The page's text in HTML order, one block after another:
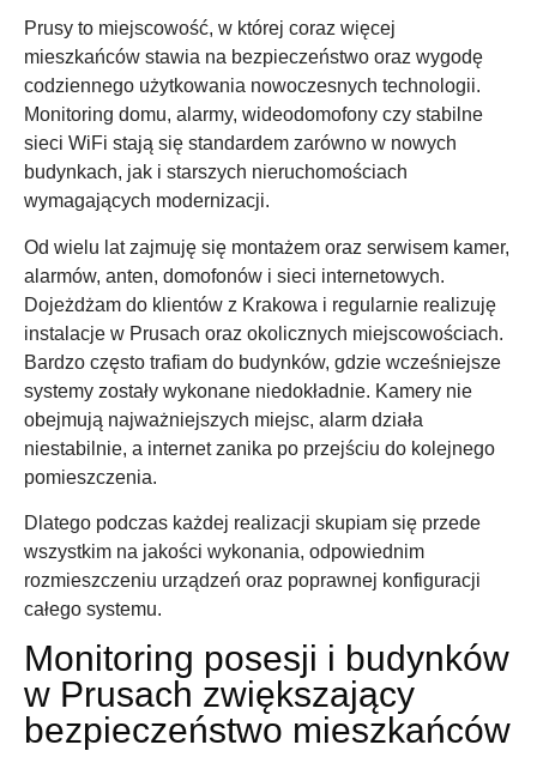
Prusy to miejscowość, w której coraz więcej
mieszkańców stawia na bezpieczeństwo oraz wygodę
codziennego użytkowania nowoczesnych technologii.
Monitoring domu, alarmy, wideodomofony czy stabilne
sieci WiFi stają się standardem zarówno w nowych
budynkach, jak i starszych nieruchomościach
wymagających modernizacji.
Od wielu lat zajmuję się montażem oraz serwisem kamer,
alarmów, anten, domofonów i sieci internetowych.
Dojeżdżam do klientów z Krakowa i regularnie realizuję
instalacje w Prusach oraz okolicznych miejscowościach.
Bardzo często trafiam do budynków, gdzie wcześniejsze
systemy zostały wykonane niedokładnie. Kamery nie
obejmują najważniejszych miejsc, alarm działa
niestabilnie, a internet zanika po przejściu do kolejnego
pomieszczenia.
Dlatego podczas każdej realizacji skupiam się przede
wszystkim na jakości wykonania, odpowiednim
rozmieszczeniu urządzeń oraz poprawnej konfiguracji
całego systemu.
Monitoring posesji i budynków
w Prusach zwiększający
bezpieczeństwo mieszkańców